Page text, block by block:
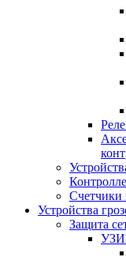
Счетчики
Устройства
Защита